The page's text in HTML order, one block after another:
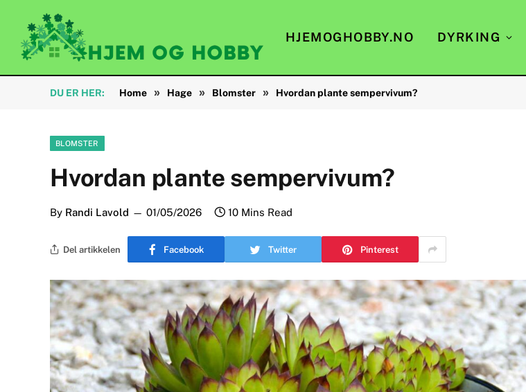
HJEMOGHOBBY.NO DYRKING
DU ER HER: Home » Hage » Blomster » Hvordan plante sempervivum?
BLOMSTER
Hvordan plante sempervivum?
By Randi Lavold 01/05/2026 10 Mins Read
Del artikkelen Facebook Twitter Pinterest